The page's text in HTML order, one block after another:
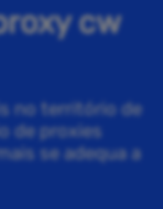
cw
no território de
de proxies
se adequa a